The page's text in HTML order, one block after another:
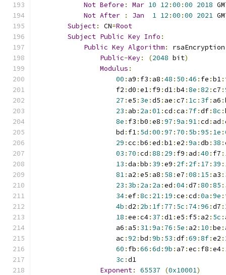
Not Before : Mar 10 12 :00 :00 2018
Not After : Jan 1 12 :00 :00 2021
Subject: CN=Root
Subject Public Key Info :
Public Key Algorithm:
rsaEncryption
Public-Key: (2048 bit)
Modulus :
00 : a9 : f3 : a8 :48 : 50 :46 : fe :b1:
                    f2
:d0 :e1: f9 :d1:b4:8e :82 :c7 :
27 :e5 : 3e :d5 : ae :c7 : 1c : 3f: a6 :
23 : ab : 2a :01:cd :ca : 7f:df:8c :
8e : f3 :b0 :e8 :97 :9a :91:cd : ad :
                    bd
: f1: 5d :00 :97 : 70 : 5b :95 : 1e :
29 :cc :b6 :ed :b1:e2 :9a :db : 38 :
03 : 70 :cd :88 : 29 : f9 : ad :40 : f7 :
13 :da :bb : 39 :e9 : 2f: 2f: 17 : 39 :
81: a2 :e5 : a8 : 58 :e7 :08 : 15 : a3 :
23 : 3b : 2a : 2a :ed :04:d7 :80 :85 :
34:ef:8c : 21: 19 :ce :cd :0a :9e :
4b :d2 : 2b : 1f: 77 : 5c : 74:96 :d7 :
18 :ee :c4: 37 :d1:e5 : f5 : a2 : 5c :
                    a6
: a5 : 31:9a : 76 : 5e : a2 : 10 :be :
                    ac
:92 :bd :9b : 53 :df:69 :8f:e2 :
60 : fb :66 :6d :9b : a7 :ec : f8 :e4:
3c :d1
Exponent: 65537 (0x10001)